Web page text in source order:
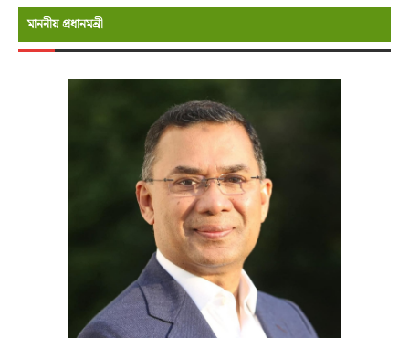
মাননীয় প্রধানমন্রী